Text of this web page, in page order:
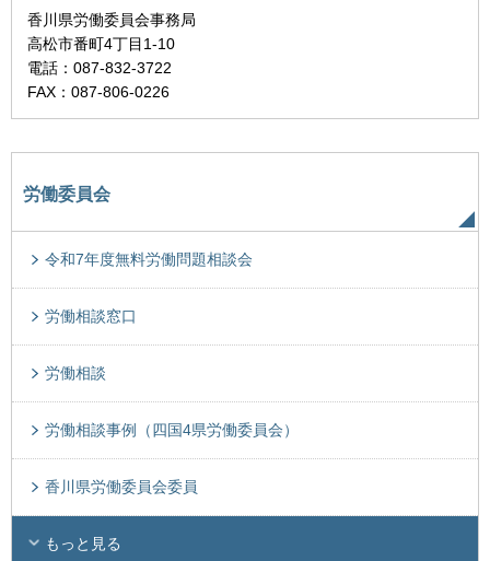
香川県労働委員会事務局
高松市番町4丁目1-10
電話：087-832-3722
FAX：087-806-0226
労働委員会
令和7年度無料労働問題相談会
労働相談窓口
労働相談
労働相談事例（四国4県労働委員会）
香川県労働委員会委員
もっと見る